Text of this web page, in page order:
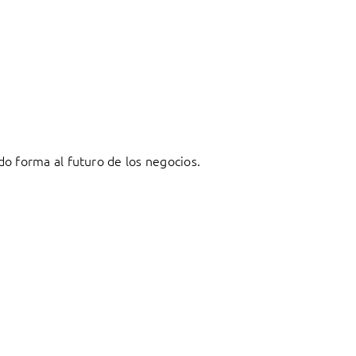
forma al futuro de los negocios.